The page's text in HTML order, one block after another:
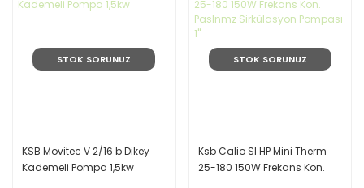
STOK SORUNUZ
KSB Movitec V 2/16 b Dikey
Kademeli Pompa 1,5kw
STOK SORUNUZ
Ksb Calio SI HP Mini Therm
25-180 150W Frekans Kon.